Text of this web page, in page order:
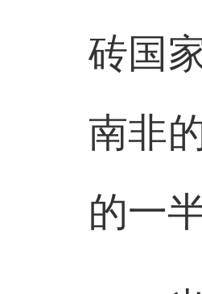
砖国
南非
的一半